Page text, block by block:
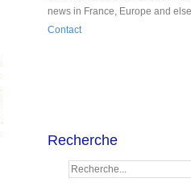
news in France, Europe and
Contact
Recherche